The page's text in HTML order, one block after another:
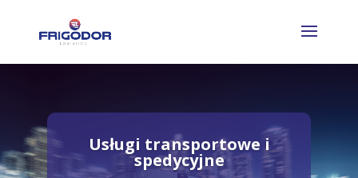
Usługi transportowe i
spedycyjne